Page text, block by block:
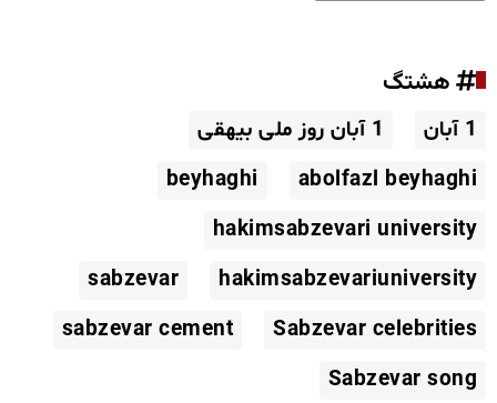
هشتگ
1 آبان
1 آبان روز ملی بیهقی
abolfazl beyhaghi
beyhaghi
hakimsabzevari university
hakimsabzevariuniversity
sabzevar
Sabzevar celebrities
sabzevar cement
Sabzevar song